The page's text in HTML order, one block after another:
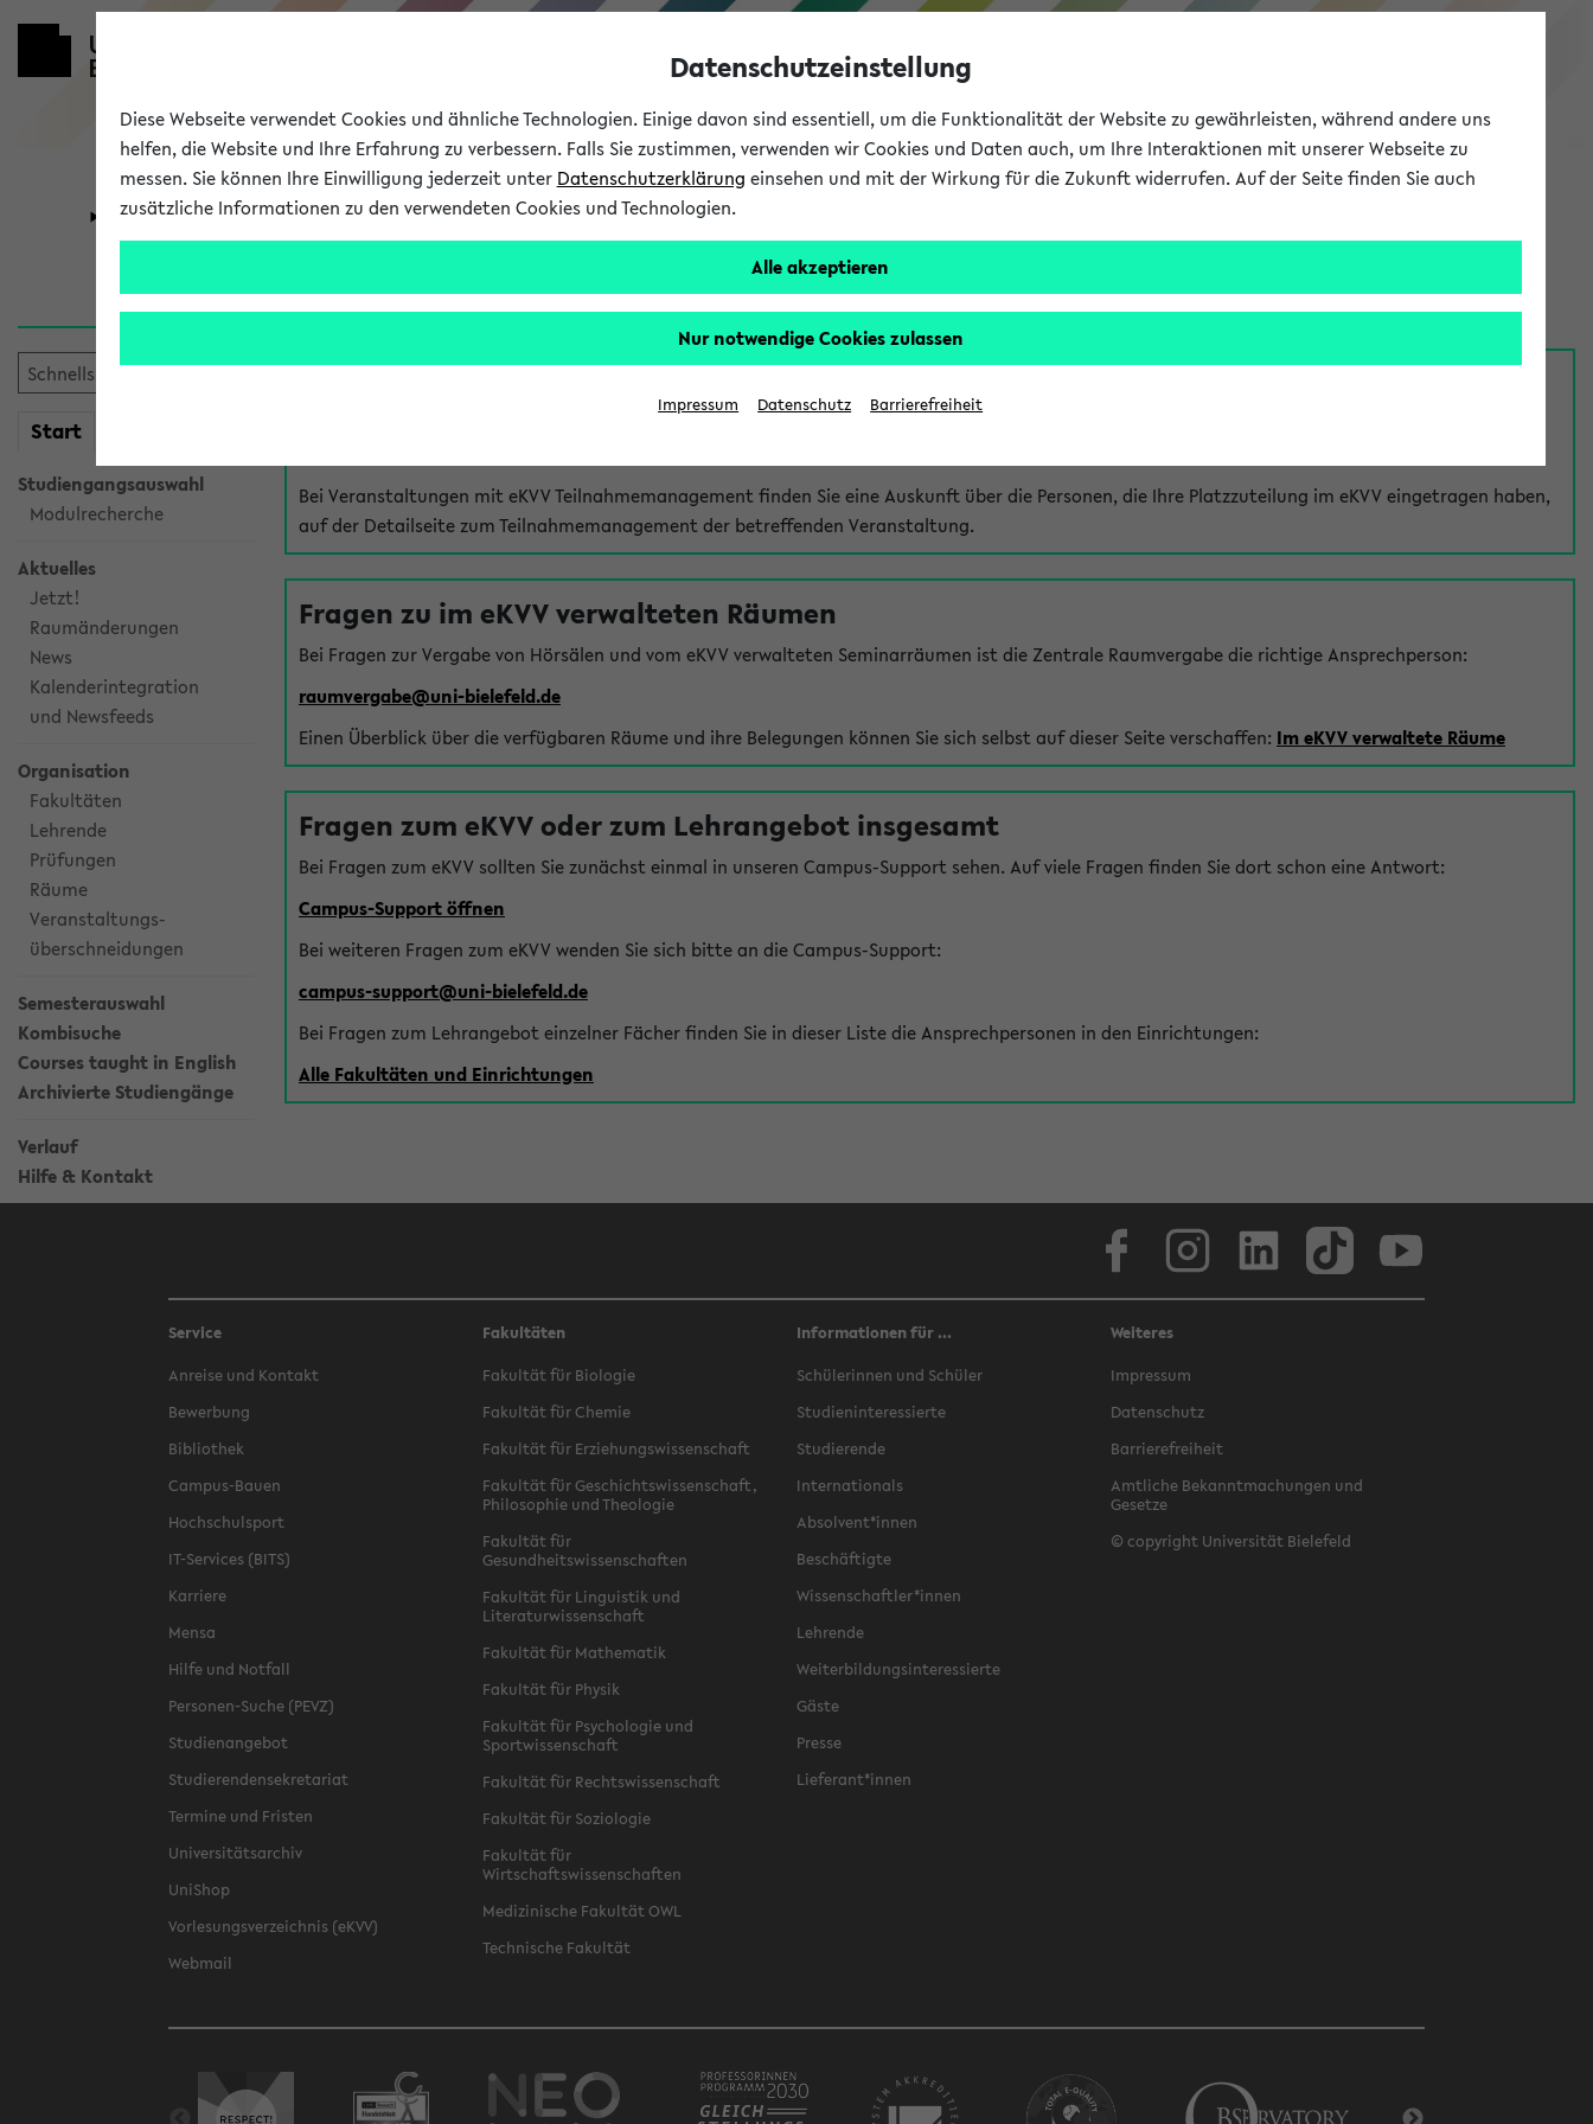
eKVV
Universität Forschung Studium
Start
Studiengangsauswahl
Modulrecherche
Aktuelles
Jetzt!
Raumänderungen
News
Kalenderintegration
und Newsfeeds
Organisation
Fakultäten
Lehrende
Prüfungen
Räume
Veranstaltungs-
überschneidungen
Semesterauswahl
Kombisuche
Courses taught in English
Archivierte Studiengänge
Verlauf
Hilfe & Kontakt
Hilfe & Kontakt
Bei Veranstaltungen mit eKVV Teilnahmemanagement finden Sie eine Auskunft über die Personen, die Ihre Platzzuteilung im eKVV eingetragen haben,
auf der Detailseite zum Teilnahmemanagement der betreffenden Veranstaltung.
Fragen zu im eKVV verwalteten Räumen
Bei Fragen zur Vergabe von Hörsälen und vom eKVV verwalteten Seminarräumen ist die Zentrale Raumvergabe die richtige Ansprechperson:
raumvergabe@uni-bielefeld.de
Einen Überblick über die verfügbaren Räume und ihre Belegungen können Sie sich selbst auf dieser Seite verschaffen: Im eKVV verwaltete Räume
Fragen zum eKVV oder zum Lehrangebot insgesamt
Bei Fragen zum eKVV sollten Sie zunächst einmal in unseren Campus-Support sehen. Auf viele Fragen finden Sie dort schon eine Antwort:
Campus-Support öffnen
Bei weiteren Fragen zum eKVV wenden Sie sich bitte an die Campus-Support:
campus-support@uni-bielefeld.de
Bei Fragen zum Lehrangebot einzelner Fächer finden Sie in dieser Liste die Ansprechpersonen in den Einrichtungen:
Alle Fakultäten und Einrichtungen
Service
Anreise und Kontakt
Bewerbung
Bibliothek
Campus-Bauen
Hochschulsport
IT-Services (BITS)
Karriere
Mensa
Hilfe und Notfall
Personen-Suche (PEVZ)
Studienangebot
Studierendensekretariat
Termine und Fristen
Universitätsarchiv
UniShop
Vorlesungsverzeichnis (eKVV)
Webmail
Fakultäten
Fakultät für Biologie
Fakultät für Chemie
Fakultät für Erziehungswissenschaft
Fakultät für Geschichtswissenschaft,
Philosophie und Theologie
Fakultät für
Gesundheitswissenschaften
Fakultät für Linguistik und
Literaturwissenschaft
Fakultät für Mathematik
Fakultät für Physik
Fakultät für Psychologie und
Sportwissenschaft
Fakultät für Rechtswissenschaft
Fakultät für Soziologie
Fakultät für
Wirtschaftswissenschaften
Medizinische Fakultät OWL
Technische Fakultät
Informationen für ...
Schülerinnen und Schüler
Studieninteressierte
Studierende
Internationals
Absolvent*innen
Beschäftigte
Wissenschaftler*innen
Lehrende
Weiterbildungsinteressierte
Gäste
Presse
Lieferant*innen
Weiteres
Impressum
Datenschutz
Barrierefreiheit
Amtliche Bekanntmachungen und
Gesetze
© copyright Universität Bielefeld
Datenschutzeinstellung
Diese Webseite verwendet Cookies und ähnliche Technologien. Einige davon sind essentiell, um die Funktionalität der Website zu gewährleisten, während andere uns
helfen, die Website und Ihre Erfahrung zu verbessern. Falls Sie zustimmen, verwenden wir Cookies und Daten auch, um Ihre Interaktionen mit unserer Webseite zu
messen. Sie können Ihre Einwilligung jederzeit unter Datenschutzerklärung einsehen und mit der Wirkung für die Zukunft widerrufen. Auf der Seite finden Sie auch
zusätzliche Informationen zu den verwendeten Cookies und Technologien.
Alle akzeptieren
Nur notwendige Cookies zulassen
Impressum Datenschutz Barrierefreiheit